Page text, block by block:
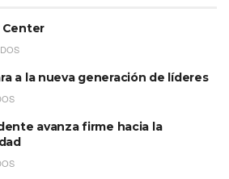
Center
a la nueva generación de líderes
avanza firme hacia la